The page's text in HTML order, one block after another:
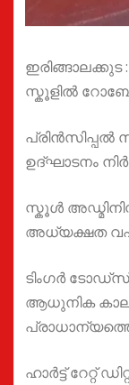
ഇരിങ്ങാലക്കുട
സ്കൂളിൽ
പ്രിൻസിപ്പൽ
ഉദ്ഘാടനം
സ്കൂൾ
അധ്യക്ഷത
ടിംഗർ
ആധുനിക
ഹാർട്ട് റേറ്റ്